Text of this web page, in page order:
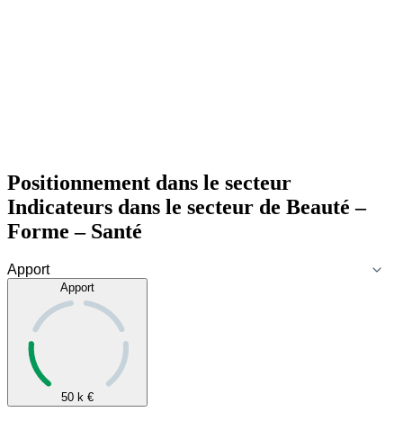
Positionnement dans le secteur
Indicateurs dans le secteur de Beauté –
Forme – Santé
Apport
50 k €